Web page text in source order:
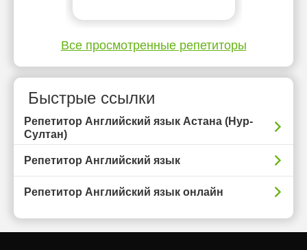
Все просмотренные репетиторы
Быстрые ссылки
Репетитор Английский язык Астана (Нур-
Султан)
Репетитор Английский язык
Репетитор Английский язык онлайн